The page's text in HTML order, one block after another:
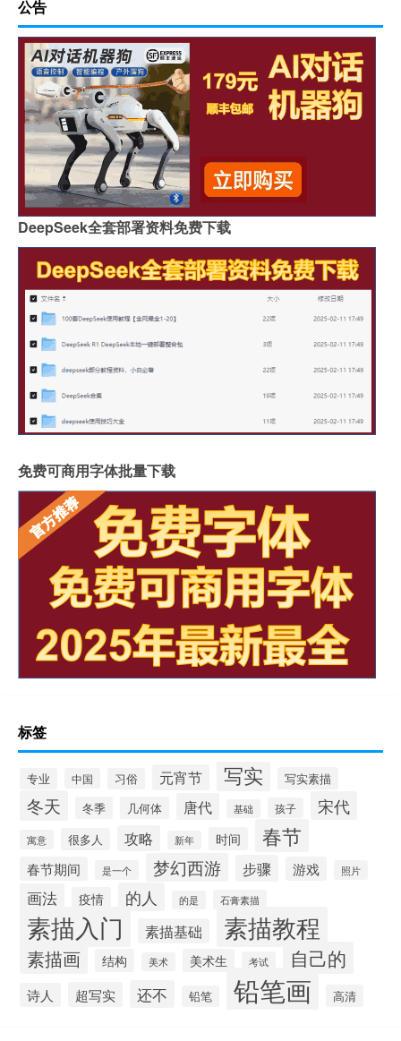
公告
DeepSeek全套部署资料免费下载
免费可商用字体批量下载
标签
专业 中国 习俗 元宵节 写实 写实素描
冬天 冬季 几何体 唐代 基础 孩子 宋代
寓意 很多人 攻略 新年 时间 春节
春节期间 是一个 梦幻西游 步骤 游戏 照片
画法 疫情 的人 的是 石膏素描
素描入门 素描基础 素描教程
素描画 结构 美术 美术生 考试 自己的
诗人 超写实 还不 铅笔 铅笔画 高清